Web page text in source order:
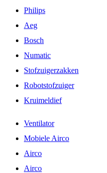
Philips
Aeg
Bosch
Numatic
Stofzuigerzakken
Robotstofzuiger
Kruimeldief
Ventilator
Mobiele Airco
Airco
Airco